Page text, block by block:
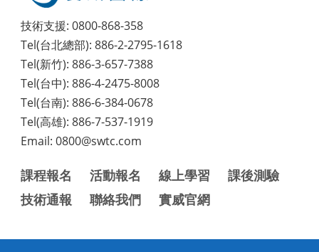
技術支援: 0800-868-358
Tel(台北總部): 886-2-2795-1618
Tel(新竹): 886-3-657-7388
Tel(台中): 886-4-2475-8008
Tel(台南): 886-6-384-0678
Tel(高雄): 886-7-537-1919
Email: 0800@swtc.com
課程報名 活動報名 線上學習
課後測驗
技術通報
聯絡我們 實威官網